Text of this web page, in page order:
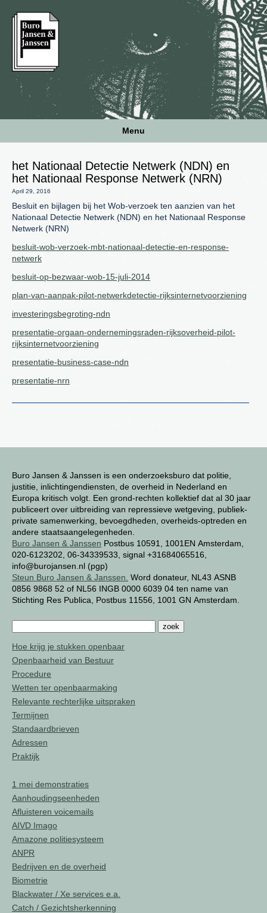
Menu
Buro Jansen & Janssen is een onderzoeksburo dat politie,
justitie, inlichtingendiensten, de overheid in Nederland en
Europa kritisch volgt. Een grond-rechten kollektief dat al 30 jaar
publiceert over uitbreiding van repressieve wetgeving, publiek-
private samenwerking, bevoegdheden, overheids-optreden en
andere staatsaangelegenheden.
Buro Jansen & Janssen Postbus 10591, 1001EN Amsterdam,
020-6123202, 06-34339533, signal +31684065516,
info@burojansen.nl (pgp)
Steun Buro Jansen & Janssen. Word donateur, NL43 ASNB
0856 9868 52 of NL56 INGB 0000 6039 04 ten name van
Stichting Res Publica, Postbus 11556, 1001 GN Amsterdam.
Hoe krijg je stukken openbaar
Openbaarheid van Bestuur
Procedure
Wetten ter openbaarmaking
Relevante rechterlijke uitspraken
Termijnen
Standaardbrieven
Adressen
Praktijk
1 mei demonstraties
Aanhoudingseenheden
Afluisteren voicemails
AIVD Imago
Amazone politiesysteem
ANPR
Bedrijven en de overheid
Biometrie
Blackwater / Xe services e.a.
Catch / Gezichtsherkenning
het Nationaal Detectie Netwerk (NDN) en
het Nationaal Response Netwerk (NRN)
April 29, 2016
Besluit en bijlagen bij het Wob-verzoek ten aanzien van het
Nationaal Detectie Netwerk (NDN) en het Nationaal Response
Netwerk (NRN)
besluit-wob-verzoek-mbt-nationaal-detectie-en-response-
netwerk
besluit-op-bezwaar-wob-15-juli-2014
plan-van-aanpak-pilot-netwerkdetectie-rijksinternetvoorziening
investeringsbegroting-ndn
presentatie-orgaan-ondernemingsraden-rijksoverheid-pilot-
rijksinternetvoorziening
presentatie-business-case-ndn
presentatie-nrn